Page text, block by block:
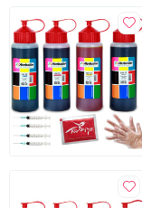
TEST AŞAMALARI: